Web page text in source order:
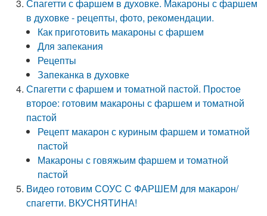
Спагетти с фаршем в духовке. Макароны с фаршем
в духовке - рецепты, фото, рекомендации.
Как приготовить макароны с фаршем
Для запекания
Рецепты
Запеканка в духовке
Спагетти с фаршем и томатной пастой. Простое
второе: готовим макароны с фаршем и томатной
пастой
Рецепт макарон с куриным фаршем и томатной
пастой
Макароны с говяжьим фаршем и томатной
пастой
Видео готовим СОУС С ФАРШЕМ для макарон/
спагетти. ВКУСНЯТИНА!